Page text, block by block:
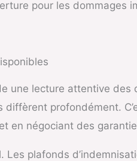
pour les dommages
une lecture attentive
profondément.
en négociant des
plafonds